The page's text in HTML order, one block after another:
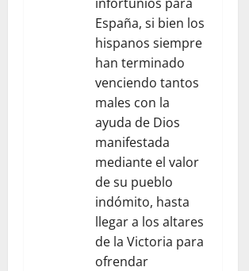
España, si bien los
hispanos siempre
han terminado
venciendo tantos
males con la
ayuda de Dios
manifestada
mediante el valor
de su pueblo
indómito, hasta
llegar a los altares
de la Victoria para
ofrendar